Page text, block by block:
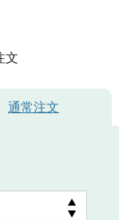
文
通常注文